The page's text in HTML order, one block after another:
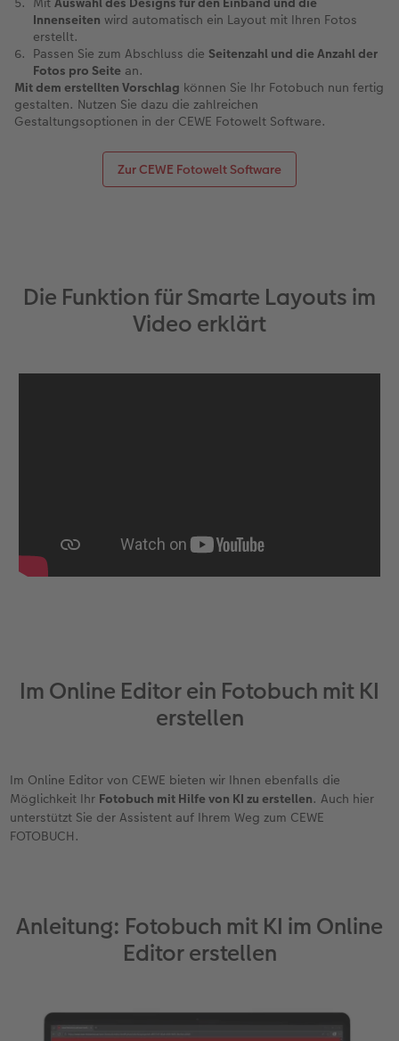
Innenseiten wird automatisch ein Layout mit Ihren Fotos
erstellt.
Passen Sie zum Abschluss die Seitenzahl und die Anzahl der
Fotos pro Seite an.
Mit dem erstellten Vorschlag können Sie Ihr Fotobuch nun fertig
gestalten. Nutzen Sie dazu die zahlreichen
Gestaltungsoptionen in der CEWE Fotowelt Software.
Zur CEWE Fotowelt Software
Die Funktion für Smarte Layouts im
Video erklärt
Im Online Editor ein Fotobuch mit KI
erstellen
Im Online Editor von CEWE bieten wir Ihnen ebenfalls die
Möglichkeit Ihr Fotobuch mit Hilfe von KI zu erstellen. Auch hier
unterstützt Sie der Assistent auf Ihrem Weg zum CEWE
FOTOBUCH.
Anleitung: Fotobuch mit KI im Online
Editor erstellen